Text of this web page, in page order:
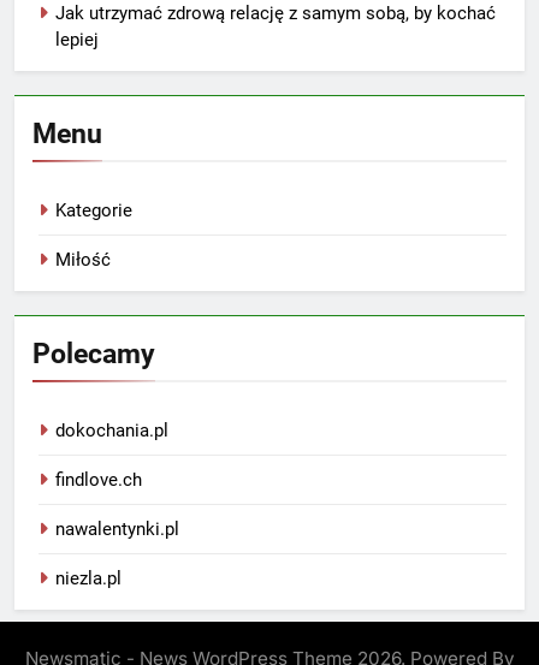
Jak utrzymać zdrową relację z samym sobą, by kochać
lepiej
Menu
Kategorie
Miłość
Polecamy
dokochania.pl
findlove.ch
nawalentynki.pl
niezla.pl
Newsmatic - News WordPress Theme 2026. Powered By